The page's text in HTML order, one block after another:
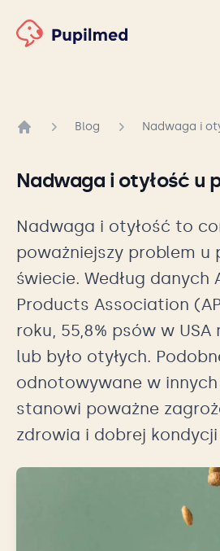
Blog Nadwaga i
Nadwaga i otyłość u
Nadwaga i otyłość to
poważniejszy problem u
świecie. Według danych
Products Association
roku, 55,8% psów w
lub było otyłych.
odnotowywane w
stanowi poważne
zdrowia i dobrej